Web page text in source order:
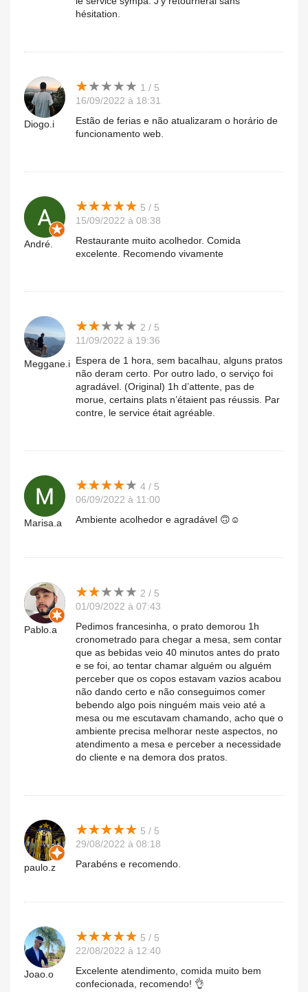
hésitation.
Diogo.i
★★★★★
★★★★★ 1 / 5
16/09/2022 à 18:31
Estão de ferias e não atualizaram o horário de
funcionamento web.
André.
★★★★★
★★★★★ 5 / 5
15/09/2022 à 08:38
Restaurante muito acolhedor. Comida
excelente. Recomendo vivamente
Meggane.i
★★★★★
★★★★★ 2 / 5
11/09/2022 à 19:36
Espera de 1 hora, sem bacalhau, alguns pratos
não deram certo. Por outro lado, o serviço foi
agradável. (Original) 1h d’attente, pas de
morue, certains plats n’étaient pas réussis. Par
contre, le service était agréable.
Marisa.a
★★★★★
★★★★★ 4 / 5
06/09/2022 à 11:00
Ambiente acolhedor e agradável 🙃☺️
Pablo.a
★★★★★
★★★★★ 2 / 5
01/09/2022 à 07:43
Pedimos francesinha, o prato demorou 1h
cronometrado para chegar a mesa, sem contar
que as bebidas veio 40 minutos antes do prato
e se foi, ao tentar chamar alguém ou alguém
perceber que os copos estavam vazios acabou
não dando certo e não conseguimos comer
bebendo algo pois ninguém mais veio até a
mesa ou me escutavam chamando, acho que o
ambiente precisa melhorar neste aspectos, no
atendimento a mesa e perceber a necessidade
do cliente e na demora dos pratos.
paulo.z
★★★★★
★★★★★ 5 / 5
29/08/2022 à 08:18
Parabéns e recomendo.
Joao.o
★★★★★
★★★★★ 5 / 5
22/08/2022 à 12:40
Excelente atendimento, comida muito bem
confecionada, recomendo! 👌